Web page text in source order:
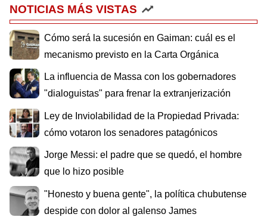
NOTICIAS MÁS VISTAS
Cómo será la sucesión en Gaiman: cuál es el
mecanismo previsto en la Carta Orgánica
La influencia de Massa con los gobernadores
"dialoguistas" para frenar la extranjerización
Ley de Inviolabilidad de la Propiedad Privada:
cómo votaron los senadores patagónicos
Jorge Messi: el padre que se quedó, el hombre
que lo hizo posible
"Honesto y buena gente", la política chubutense
despide con dolor al galenso James